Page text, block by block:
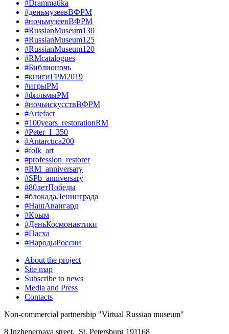
#Drammatika
#деньмузеевВФРМ
#ночьмузеевВФРМ
#RussianMuseum130
#RussianMuseum125
#RussianMuseum120
#RMcatalogues
#Библионочь
#книгиГРМ2019
#игрыРМ
#фильмыРМ
#ночьискусствВФРМ
#Artefact
#100years_restorationRM
#Peter_I_350
#Antarctica200
#folk_art
#profession_restorer
#RM_anniversary
#SPb_anniversary
#80летПобеды
#блокадаЛенинграда
#НашАвангард
#Крым
#ДеньКосмонавтики
#Пасха
#НародыРоссии
About the project
Site map
Subscribe to news
Media and Press
Contacts
Non-commercial partnership "Virtual Russian museum"
8 Inzhenernaya street, St. Petersburg 191168